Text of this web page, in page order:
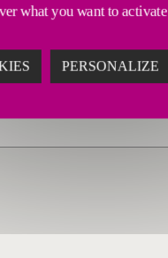
what you want to activate
PERSONALIZE